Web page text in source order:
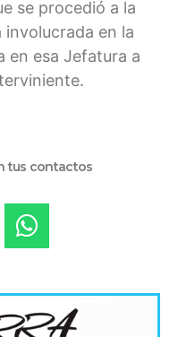
se procedió a la
en la
en esa Jefatura a
tus contactos